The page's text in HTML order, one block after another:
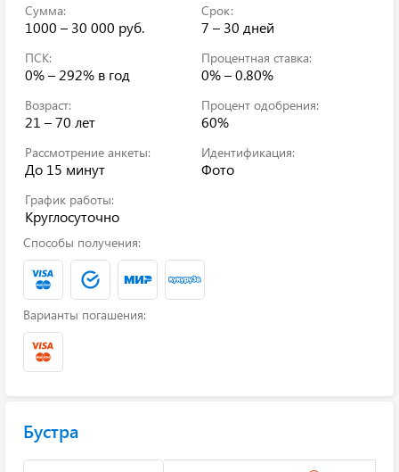
Сумма:
1000 – 30 000 руб.
Срок:
7 – 30 дней
ПСК:
0% – 292% в год
Процентная ставка:
0% – 0.80%
Возраст:
21 – 70 лет
Процент одобрения:
60%
Рассмотрение анкеты:
До 15 минут
Идентификация:
Фото
График работы:
Круглосуточно
Способы получения:
Варианты погашения:
Бустра